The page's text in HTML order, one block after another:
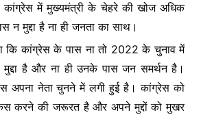
में मुख्यमंत्री के चेहरे की खोज अधिक
न मुद्दा है ना ही जनता का साथ।
कि कांग्रेस के पास ना तो 2022 के चुनाव में
है और ना ही उनके पास जन समर्थन है।
अपना नेता चुनने में लगी हुई है। कांग्रेस को
करने की जरूरत है और अपने मुद्दों को मुखर